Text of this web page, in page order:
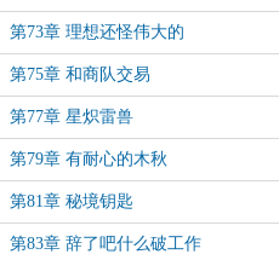
第73章 理想还怪伟大的
第75章 和商队交易
第77章 星炽雷兽
第79章 有耐心的木秋
第81章 秘境钥匙
第83章 辞了吧什么破工作